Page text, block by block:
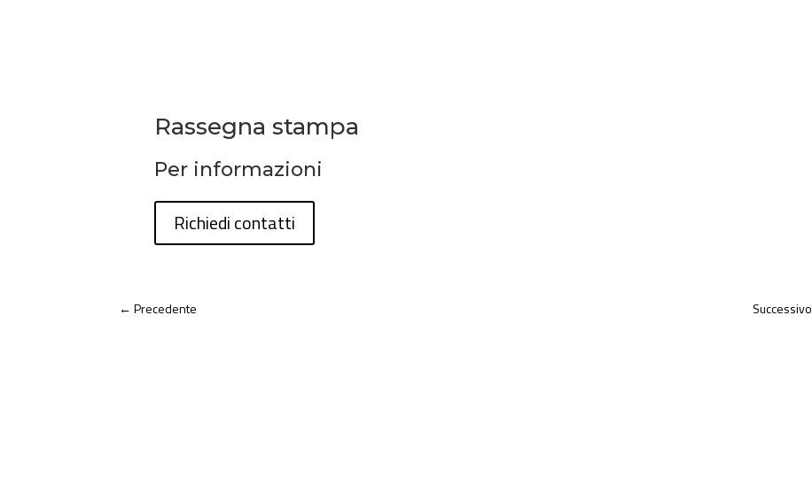
Rassegna stampa
Per informazioni
Richiedi contatti
←Precedente Successivo